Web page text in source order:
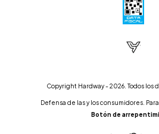
Copyright Hardway - 2026. Todos los
Defensa de las y los consumidores.
Botón de